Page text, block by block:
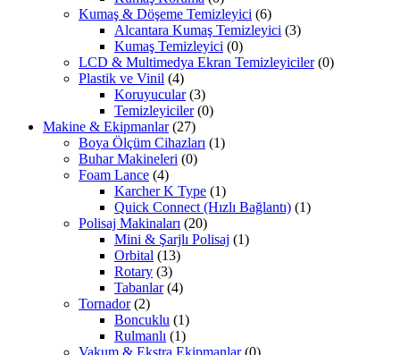
Kumaş & Döşeme Temizleyici (6)
Alcantara Kumaş Temizleyici (3)
Kumaş Temizleyici (0)
LCD & Multimedya Ekran Temizleyiciler (0)
Plastik ve Vinil (4)
Koruyucular (3)
Temizleyiciler (0)
Makine & Ekipmanlar (27)
Boya Ölçüm Cihazları (1)
Buhar Makineleri (0)
Foam Lance (4)
Karcher K Type (1)
Quick Connect (Hızlı Bağlantı) (1)
Polisaj Makinaları (20)
Mini & Şarjlı Polisaj (1)
Orbital (13)
Rotary (3)
Tabanlar (4)
Tornador (2)
Boncuklu (1)
Rulmanlı (1)